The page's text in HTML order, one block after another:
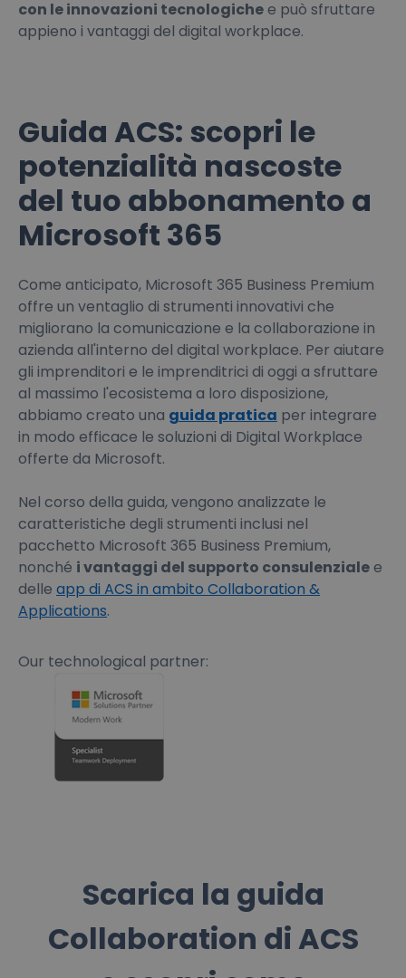
con le innovazioni tecnologichee può sfruttare
appieno i vantaggi del digital workplace.
Guida ACS: scopri le
potenzialità nascoste
del tuo abbonamento a
Microsoft 365
Come anticipato, Microsoft 365 Business Premium
offre un ventaglio di strumenti innovativi che
migliorano la comunicazione e la collaborazione in
azienda all'interno del digital workplace. Per aiutare
gli imprenditori e le imprenditrici di oggi a sfruttare
al massimo l'ecosistema a loro disposizione,
abbiamo creato una guida pratica per integrare
in modo efficace le soluzioni di Digital Workplace
offerte da Microsoft.
Nel corso della guida, vengono analizzate le
caratteristiche degli strumenti inclusi nel
pacchetto Microsoft 365 Business Premium,
nonché i vantaggi del supporto consulenzialee
delle app di ACS in ambito Collaboration &
Applications.
Our technological partner:
Scarica la guida
Collaboration di ACS